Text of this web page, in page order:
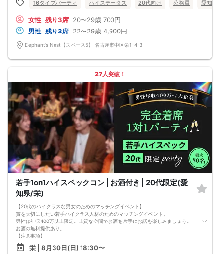
・最善を尽くしておりますが、やむを得ない事情（ご予約者様の当日キャンセル
交通費等の補償は致しかねますのであらかじめご了承ください。
・当日は時間に余裕をもってお越しください。10分以上の遅刻はご参加をお断り
する場合がございます。
【その他】
■最小催行人数
アルコール/ソフトドリンク付き
16タイプパーティ ハイステータス 20代向け 公務員 愛知県
女性 残り3席 20〜29歳 700円
男性 残り3席 22〜29歳 4,900円
Elephant’s Nest【スペース5】 名古屋市中区栄1-4-3
27人突破！
若手1on1ハイスペックコン | お酒付き | 20代限定(愛
知県/栄)
【20代のハイクラスな男女のためのマッチングイベント】
質を大切にしたい若手ハイクラス人材のためのマッチングイベント。
男性は年収400万以上限定。上質な空間でお酒を片手にお話を楽しみましょう。
お酒の無料提供あり。
【注意事項】
■当日の持ち物
・公的身分証明書 ※ご提示いただけない方はご参加いただけません
栄 | 8月30日(日) 18:30〜